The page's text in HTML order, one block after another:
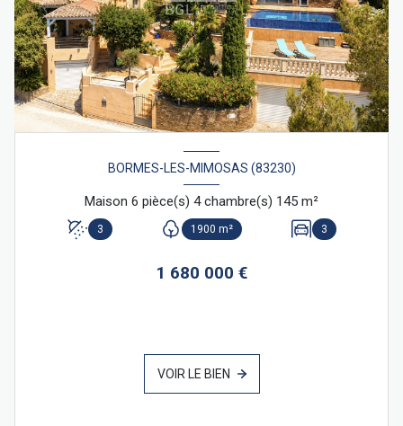
BORMES-LES-MIMOSAS (83230)
Maison 6 pièce(s) 4 chambre(s) 145 m²
3 1900 m² 3
1 680 000 €
VOIR LE BIEN